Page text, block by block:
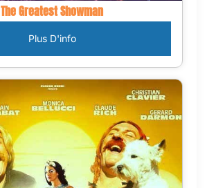
The Greatest Showman
Plus D'info